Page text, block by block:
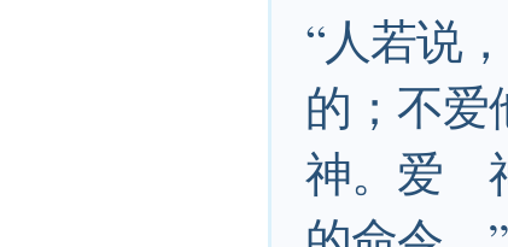
“人若说
的；不
神。爱